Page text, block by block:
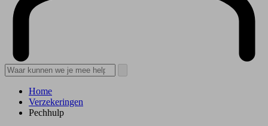
Home
Verzekeringen
Pechhulp